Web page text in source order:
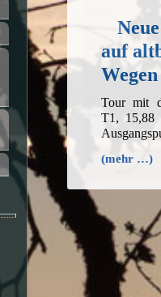
auf
Wegen
Tour mit
T1,
(mehr …)